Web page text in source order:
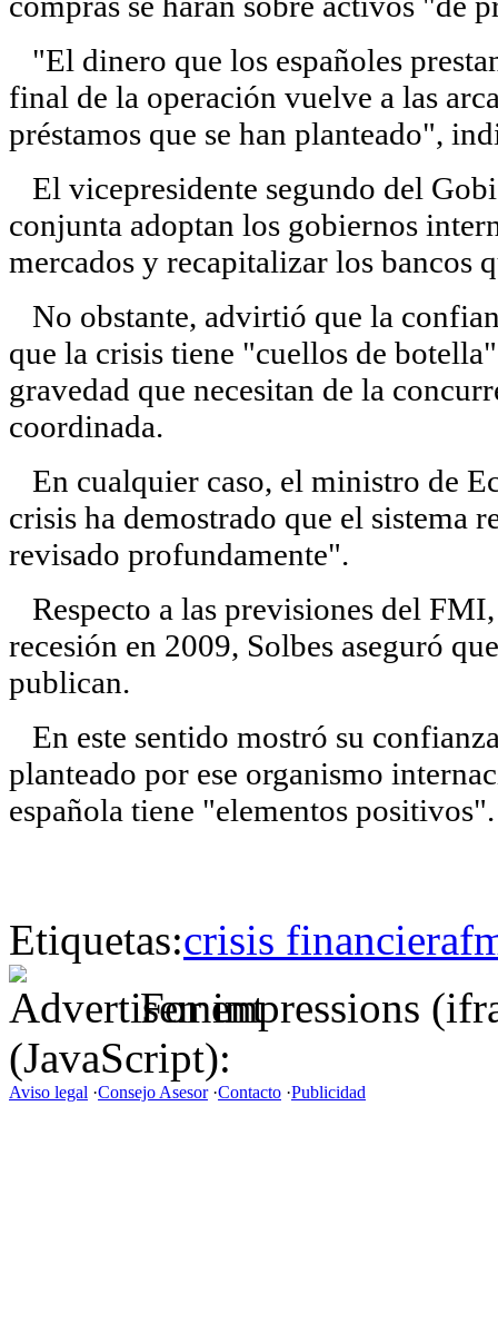
"El dinero que los españoles
final de la operación vuelve a las
préstamos que se han planteado",
El vicepresidente segundo del
conjunta adoptan los gobiernos
mercados y recapitalizar los bancos
No obstante, advirtió que la
que la crisis tiene "cuellos de
gravedad que necesitan de la
coordinada.
En cualquier caso, el ministro de
crisis ha demostrado que el sistema
revisado profundamente".
Respecto a las previsiones del
recesión en 2009, Solbes aseguró
publican.
En este sentido mostró su
planteado por ese organismo
española tiene "elementos positivos".
Etiquetas:crisis financiera
For impressions
(JavaScript):
Aviso legal ·Consejo Asesor·Contacto ·Publicidad